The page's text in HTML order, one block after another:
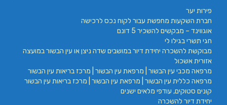
פירות יער
חברת השקעות מחפשת עבור לקוח נכס לרכישה
אוגווינד – מבקשים להשכיר 5 דונם
חגי תשרי בגילו לי
מבוקשת להשכרה יחידת דיור במושבים שדה ניצן או עין הבשור במועצה
אזורית אשכול
מרפאה מכבי עין הבשור | מרפאת עין הבשור | מרכז בריאות עין הבשור
מרפאה כללית עין הבשור | מרפאת עין הבשור | מרכז בריאות עין הבשור
קונים סטוקים, עודפי מלאים ישנים
יחידת דיור להשכרה